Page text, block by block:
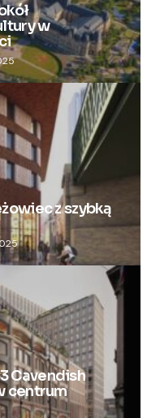
w
z szybką
Cavendish
centrum